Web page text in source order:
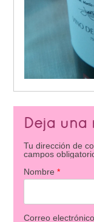
Deja una
Tu dirección de
campos
Nombre *
Correo electrónico